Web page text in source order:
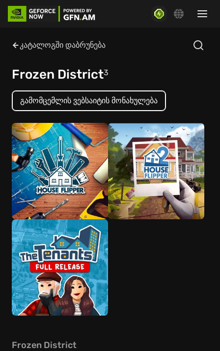
კატალოგში დაბრუნება
Frozen District3
გამომცემლის ვებსაიტის მონახულება
Frozen District